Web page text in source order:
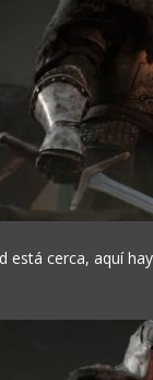
está cerca, aquí